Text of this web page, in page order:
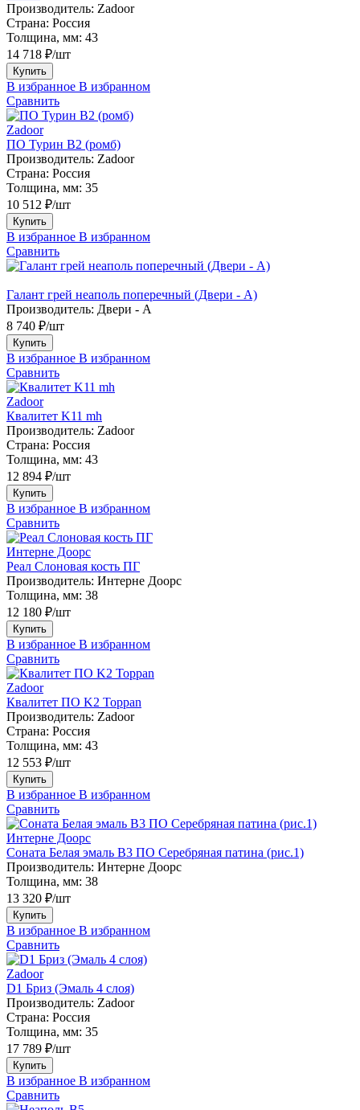
Производитель: Zadoor
Страна: Россия
Толщина, мм: 43
14 718 ₽/шт
Купить
В избранное В избранном
Сравнить
Zadoor
ПО Турин В2 (ромб)
Производитель: Zadoor
Страна: Россия
Толщина, мм: 35
10 512 ₽/шт
Купить
В избранное В избранном
Сравнить
Галант грей неаполь поперечный (Двери - А)
Производитель: Двери - А
8 740 ₽/шт
Купить
В избранное В избранном
Сравнить
Zadoor
Квалитет K11 mh
Производитель: Zadoor
Страна: Россия
Толщина, мм: 43
12 894 ₽/шт
Купить
В избранное В избранном
Сравнить
Интерне Доорс
Реал Слоновая кость ПГ
Производитель: Интерне Доорс
Толщина, мм: 38
12 180 ₽/шт
Купить
В избранное В избранном
Сравнить
Zadoor
Квалитет ПО K2 Toppan
Производитель: Zadoor
Страна: Россия
Толщина, мм: 43
12 553 ₽/шт
Купить
В избранное В избранном
Сравнить
Интерне Доорс
Соната Белая эмаль В3 ПО Серебряная патина (рис.1)
Производитель: Интерне Доорс
Толщина, мм: 38
13 320 ₽/шт
Купить
В избранное В избранном
Сравнить
Zadoor
D1 Бриз (Эмаль 4 слоя)
Производитель: Zadoor
Страна: Россия
Толщина, мм: 35
17 789 ₽/шт
Купить
В избранное В избранном
Сравнить